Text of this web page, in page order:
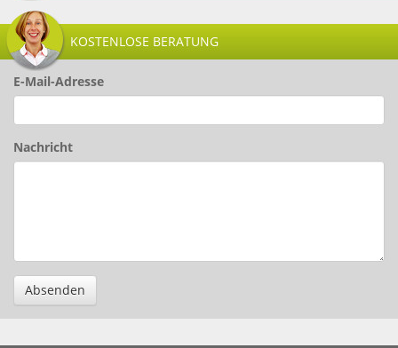
KOSTENLOSE BERATUNG
E-Mail-Adresse
Nachricht
Absenden